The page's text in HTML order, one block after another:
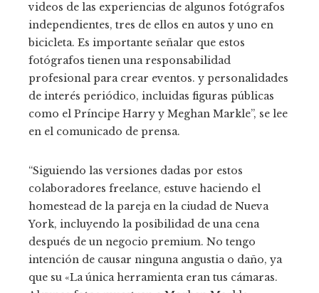
videos de las experiencias de algunos fotógrafos
independientes, tres de ellos en autos y uno en
bicicleta. Es importante señalar que estos
fotógrafos tienen una responsabilidad
profesional para crear eventos. y personalidades
de interés periódico, incluidas figuras públicas
como el Príncipe Harry y Meghan Markle”, se lee
en el comunicado de prensa.
“Siguiendo las versiones dadas por estos
colaboradores freelance, estuve haciendo el
homestead de la pareja en la ciudad de Nueva
York, incluyendo la posibilidad de una cena
después de un negocio premium. No tengo
intención de causar ninguna angustia o daño, ya
que su «La única herramienta eran tus cámaras.